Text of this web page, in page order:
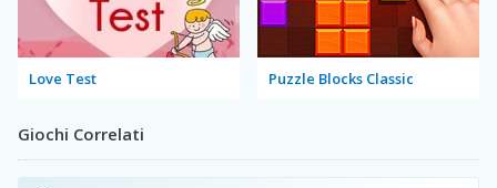
Love Test Puzzle Blocks Classic
Giochi Correlati